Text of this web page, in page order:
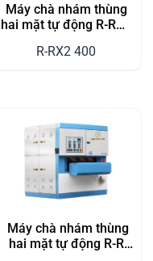
Máy chà nhám thùng
hai mặt tự động R-RX2
R-RX2 400
Máy chà nhám thùng
hai mặt tự động R-R